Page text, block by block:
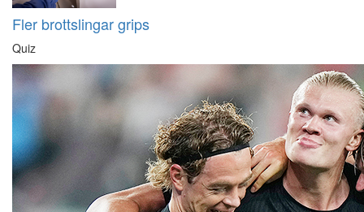
Fler brottslingar grips
Quiz